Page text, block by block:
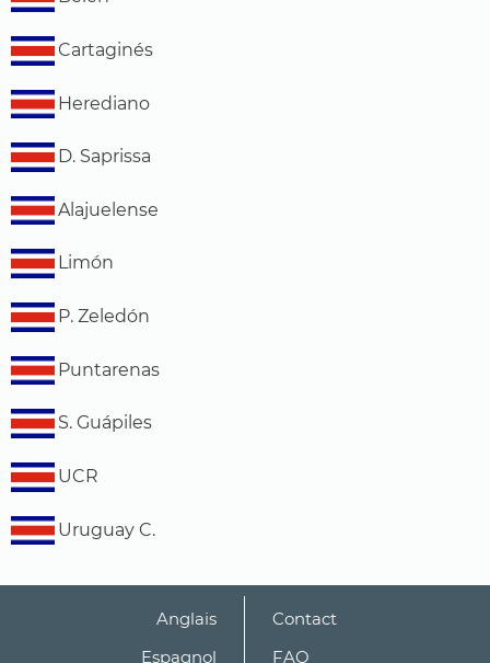
Cartaginés
Herediano
D. Saprissa
Alajuelense
Limón
P. Zeledón
Puntarenas
S. Guápiles
UCR
Uruguay C.
Anglais
Espagnol
Contact
FAQ